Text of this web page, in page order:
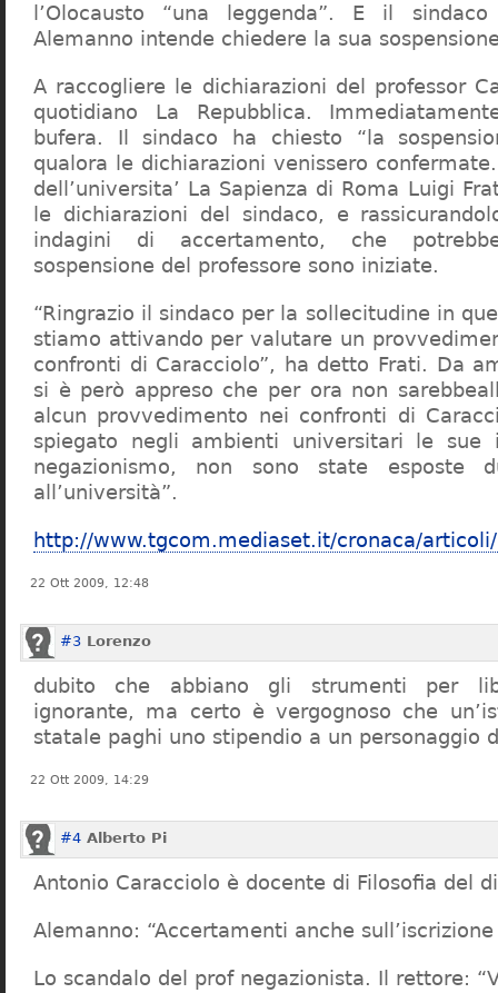
l’Olocausto “una leggenda”. E il
Alemanno intende chiedere la sua
A raccogliere le dichiarazioni del professor
quotidiano La Repubblica.
bufera. Il sindaco ha chiesto “la
qualora le dichiarazioni venissero
dell’universita’ La Sapienza di Roma Luigi
le dichiarazioni del sindaco, e
indagini di accertamento, che
sospensione del professore sono iniziate.
“Ringrazio il sindaco per la sollecitudine in
stiamo attivando per valutare un
confronti di Caracciolo”, ha detto Frati. Da
si è però appreso che per ora non
alcun provvedimento nei confronti di
spiegato negli ambienti universitari le sue
negazionismo, non sono state esposte
all’università”.
http://www.tgcom.mediaset.it/cronaca/
22 Ott 2009, 12:48
#3 Lorenzo
dubito che abbiano gli strumenti per
ignorante, ma certo è vergognoso che
statale paghi uno stipendio a un personaggio
22 Ott 2009, 14:29
#4 Alberto Pi
Antonio Caracciolo è docente di Filosofia del
Alemanno: “Accertamenti anche
Lo scandalo del prof negazionista. Il rettore: